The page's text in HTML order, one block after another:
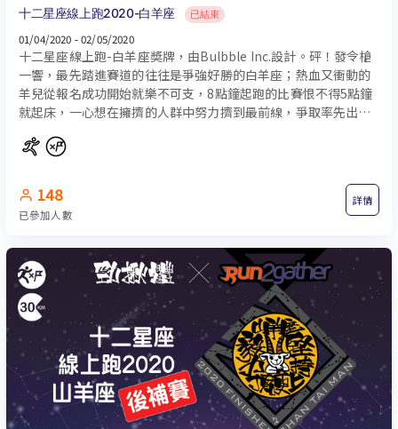
十二星座線上跑2020-白羊座 已結束
01/04/2020 - 02/05/2020
十二星座線上跑-白羊座奬牌，由Bulbble Inc.設計。砰！發令槍
一響，最先踏進賽道的往往是爭強好勝的白羊座；熱血又衝動的
羊兒從報名成功開始就樂不可支，8點鐘起跑的比賽恨不得5點鐘
就起床，一心想在擁擠的人群中努力擠到最前線，爭取率先出發
148
已參加人數
詳情